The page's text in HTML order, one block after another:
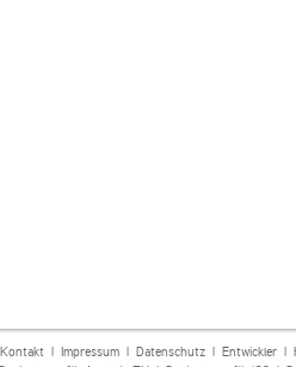
Kontakt| Impressum| Datenschutz| Entwickler|